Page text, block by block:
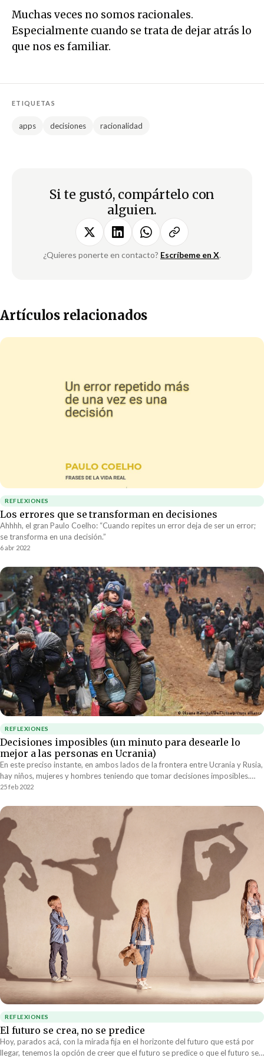
Muchas veces no somos racionales.
Especialmente cuando se trata de dejar atrás lo
que nos es familiar.
ETIQUETAS
apps decisiones racionalidad
Si te gustó, compártelo con
alguien.
¿Quieres ponerte en contacto? Escríbeme en X.
Artículos relacionados
REFLEXIONES
Los errores que se transforman en decisiones
Ahhhh, el gran Paulo Coelho: “Cuando repites un error deja de ser un error;
se transforma en una decisión.”
6 abr 2022
REFLEXIONES
Decisiones imposibles (un minuto para desearle lo
mejor a las personas en Ucrania)
En este preciso instante, en ambos lados de la frontera entre Ucrania y Rusia,
hay niños, mujeres y hombres teniendo que tomar decisiones imposibles.
Hay familias que están teniendo que decidir entre permanecer unidas o
teniendo que decidir entre dejar ir a sus hijos pequeñitos o arriesgar verlos
morir a su lado. Hay hombres y mujeres decidiendo entre quedarse para
luchar por su nación o dejar sus hogares para más nunca volver....
25 feb 2022
REFLEXIONES
El futuro se crea, no se predice
Hoy, parados acá, con la mirada fija en el horizonte del futuro que está por
llegar, tenemos la opción de creer que el futuro se predice o que el futuro se